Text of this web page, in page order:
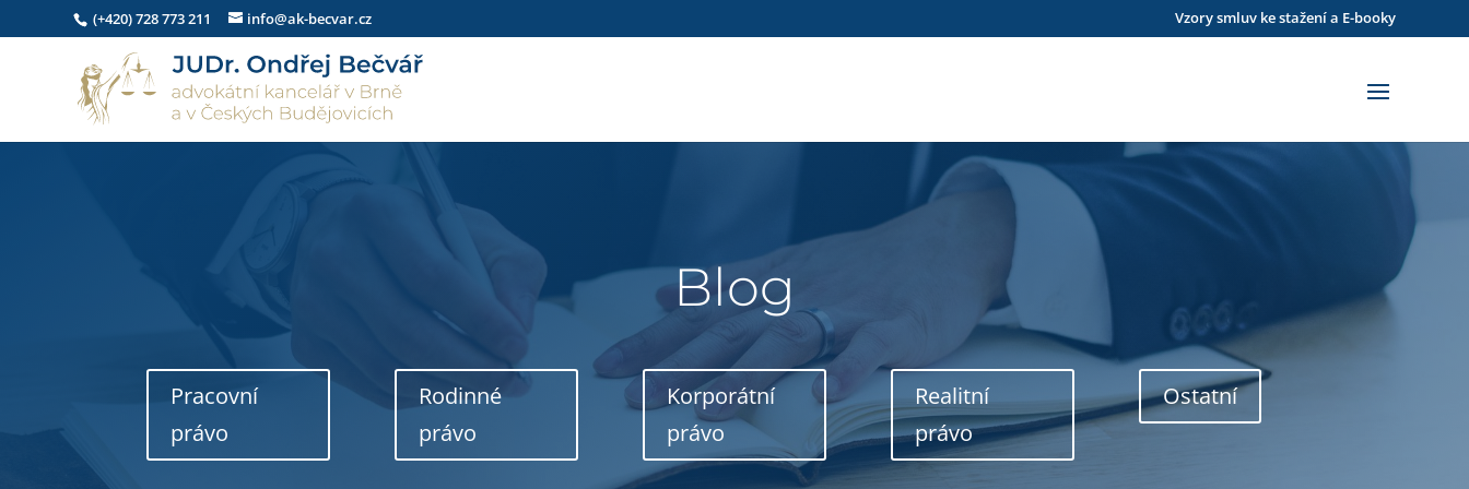
(+420) 728 773 211 info@ak-becvar.cz Vzory smluv ke stažení a E-booky
Blog
Pracovní
právo
Rodinné
právo
Korporátní
právo
Realitní
právo
Ostatní